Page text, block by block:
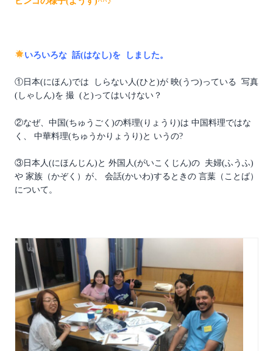
いろいろな 話(はなし)を しました。
①日本(にほん)では しらない人(ひと)が 映(うつ)っている 写真
(しゃしん)を 撮 (と)ってはいけない？
②なぜ、中国(ちゅうごく)の料理(りょうり)は 中国料理ではな
く、 中華料理(ちゅうかりょうり)と いうの?
③日本人(にほんじん)と 外国人(がいこくじん)の 夫婦(ふうふ)
や 家族（かぞく）が、 会話(かいわ)するときの 言葉（ことば）
について。